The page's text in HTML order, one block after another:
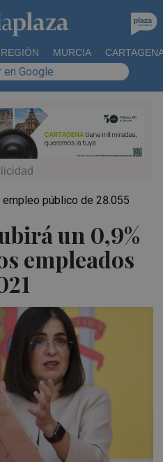
REGIÓN MURCIA
en Google
un 0,9%
empleados
público de 28.055